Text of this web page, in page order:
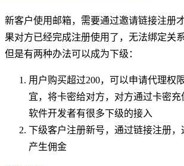
新客户使用邮箱，需要通过邀请链接注册
果对方已经完成注册使用了，无法绑定关
但是有两种办法可以成为下级：
用户购买超过200，可以申请代理权
宜，将卡密给对方，对方通过卡密
软件开发者有很多下级的接入
下级客户注册新号，通过链接注册
产生佣金